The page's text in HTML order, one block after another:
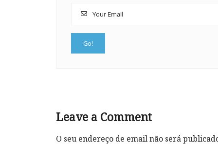
Leave a Comment
O seu endereço de email não será